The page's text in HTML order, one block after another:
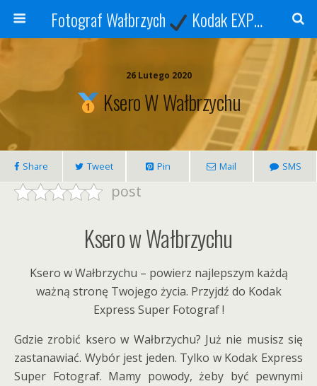
Fotograf Wałbrzych Kodak EXPRESS
26 Lutego 2020
Ksero W Wałbrzychu
Share Tweet Pin Mail SMS
post
Ksero w Wałbrzychu
Ksero w Wałbrzychu – powierz najlepszym każdą
ważną stronę Twojego życia. Przyjdź do Kodak
Express Super Fotograf !
Gdzie zrobić ksero w Wałbrzychu? Już nie musisz się
zastanawiać. Wybór jest jeden. Tylko w Kodak Express
Super Fotograf. Mamy powody, żeby być pewnymi